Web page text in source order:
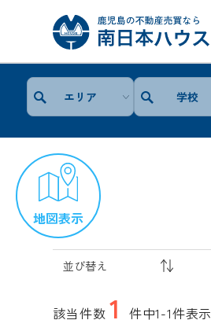
エリア 学校
地図表示
該当件数 1 件中1-1件表示